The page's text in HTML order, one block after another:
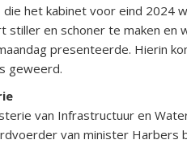
die het kabinet voor eind 2024
stiller en schoner te maken en
presenteerde. Hierin
geweerd.
van Infrastructuur en
van minister Harbers